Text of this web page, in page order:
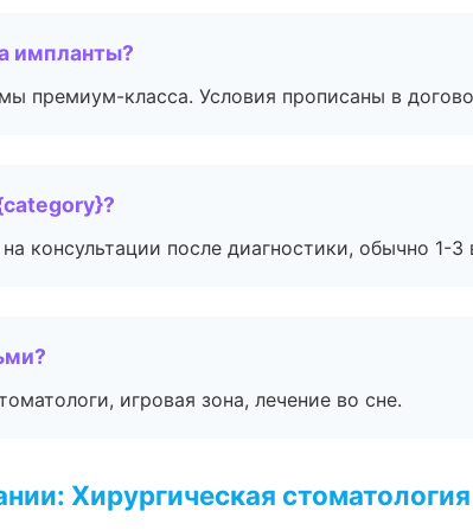
импланты?
премиум-класса. Условия прописаны в
консультации после диагностики, обычно 1-3
игровая зона, лечение во сне.
Хирургическая стоматология